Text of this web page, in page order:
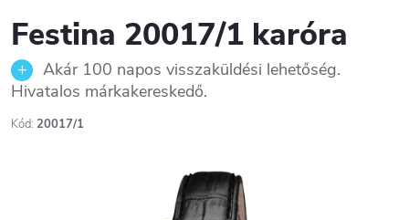
Festina 20017/1 karóra
Akár 100 napos visszaküldési lehetőség.
Hivatalos márkakereskedő.
Kód: 20017/1